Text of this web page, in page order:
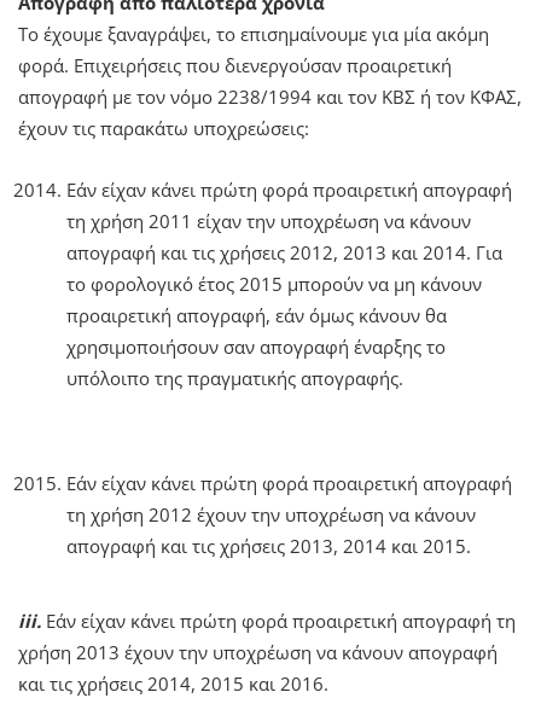
Το έχουμε ξαναγράψει, το επισημαίνουμε για μία ακόμη
φορά. Επιχειρήσεις που διενεργούσαν προαιρετική
απογραφή με τον νόμο 2238/1994 και τον ΚΒΣ ή τον ΚΦΑΣ,
έχουν τις παρακάτω υποχρεώσεις:
Εάν είχαν κάνει πρώτη φορά προαιρετική απογραφή
τη χρήση 2011 είχαν την υποχρέωση να κάνουν
απογραφή και τις χρήσεις 2012, 2013 και 2014. Για
το φορολογικό έτος 2015 μπορούν να μη κάνουν
προαιρετική απογραφή, εάν όμως κάνουν θα
χρησιμοποιήσουν σαν απογραφή έναρξης το
υπόλοιπο της πραγματικής απογραφής.
Εάν είχαν κάνει πρώτη φορά προαιρετική απογραφή
τη χρήση 2012 έχουν την υποχρέωση να κάνουν
απογραφή και τις χρήσεις 2013, 2014 και 2015.
iii. Εάν είχαν κάνει πρώτη φορά προαιρετική απογραφή τη
χρήση 2013 έχουν την υποχρέωση να κάνουν απογραφή
και τις χρήσεις 2014, 2015 και 2016.